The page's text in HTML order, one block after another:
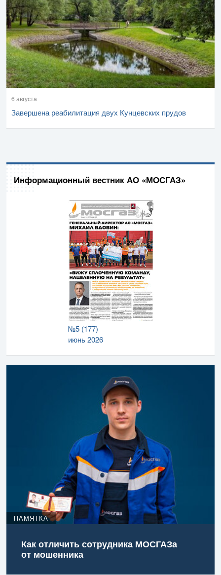
6 августа
Завершена реабилитация двух Кунцевских прудов
Информационный вестник АО «МОСГАЗ»
№5 (177)
июнь 2026
ПАМЯТКА
Как отличить сотрудника МОСГАЗа
от мошенника